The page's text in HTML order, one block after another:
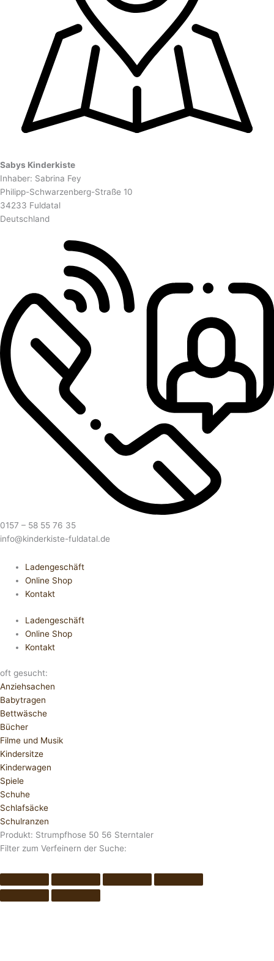
Sabys Kinderkiste
Inhaber: Sabrina Fey
Philipp-Schwarzenberg-Straße 10
34233 Fuldatal
Deutschland
0157 – 58 55 76 35
info@kinderkiste-fuldatal.de
Ladengeschäft
Online Shop
Kontakt
Ladengeschäft
Online Shop
Kontakt
oft gesucht:
Anziehsachen
Babytragen
Bettwäsche
Bücher
Filme und Musik
Kindersitze
Kinderwagen
Spiele
Schuhe
Schlafsäcke
Schulranzen
Produkt: Strumpfhose 50 56 Sterntaler
Filter zum Verfeinern der Suche: